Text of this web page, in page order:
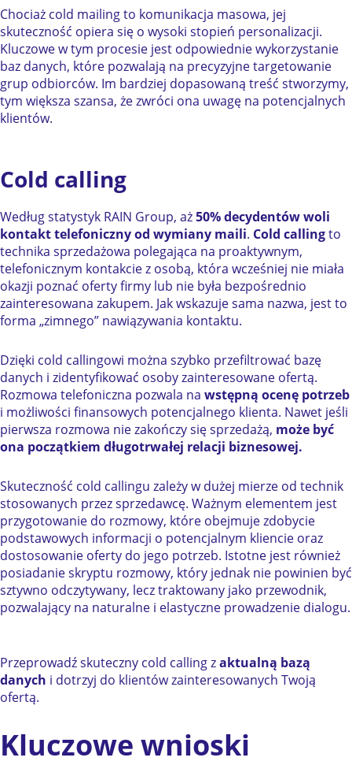
Chociaż cold mailing to komunikacja masowa, jej
skuteczność opiera się o wysoki stopień personalizacji.
Kluczowe w tym procesie jest odpowiednie wykorzystanie
baz danych, które pozwalają na precyzyjne targetowanie
grup odbiorców. Im bardziej dopasowaną treść stworzymy,
tym większa szansa, że zwróci ona uwagę na potencjalnych
klientów.
Cold calling
Według statystyk RAIN Group, aż50% decydentów woli
kontakt telefoniczny od wymiany maili. Cold callingto
technika sprzedażowa polegająca na proaktywnym,
telefonicznym kontakcie z osobą, która wcześniej nie miała
okazji poznać oferty firmy lub nie była bezpośrednio
zainteresowana zakupem. Jak wskazuje sama nazwa, jest to
forma „zimnego” nawiązywania kontaktu.
Dzięki cold callingowi można szybko przefiltrować bazę
danych i zidentyfikować osoby zainteresowane ofertą.
Rozmowa telefoniczna pozwala na wstępną ocenę potrzeb
i możliwości finansowych potencjalnego klienta. Nawet jeśli
pierwsza rozmowa nie zakończy się sprzedażą, może być
ona początkiem długotrwałej relacji biznesowej.
Skuteczność cold callingu zależy w dużej mierze od technik
stosowanych przez sprzedawcę. Ważnym elementem jest
przygotowanie do rozmowy, które obejmuje zdobycie
podstawowych informacji o potencjalnym kliencie oraz
dostosowanie oferty do jego potrzeb. Istotne jest również
posiadanie skryptu rozmowy, który jednak nie powinien być
sztywno odczytywany, lecz traktowany jako przewodnik,
pozwalający na naturalne i elastyczne prowadzenie dialogu.
Przeprowadź skuteczny cold calling zaktualną bazą
danych i dotrzyj do klientów zainteresowanych Twoją
ofertą.
Kluczowe wnioski